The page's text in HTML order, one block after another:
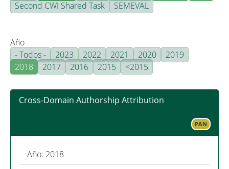
Second CWI Shared Task
SEMEVAL
Año
- Todos -
2023 2022 2021 2020
2019
2018
2017 2016 2015 <2015
Cross-Domain Authorship Attribution
PAN
Año: 2018